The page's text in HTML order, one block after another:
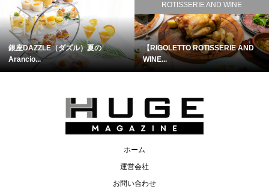
銀座DAZZLE（ダズル）夏の
Arancio...
ROTISSERIE AND WINE
【RIGOLETTO ROTISSERIE AND
WINE...
ホーム
運営会社
お問い合わせ